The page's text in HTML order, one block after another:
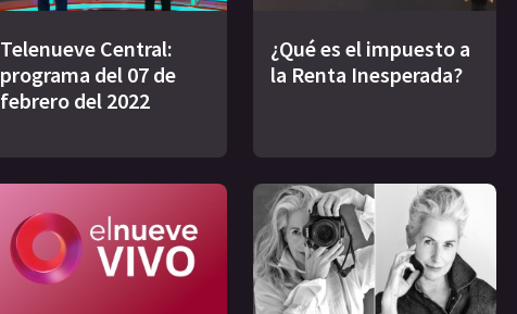
Telenueve Central:
programa del 07 de
febrero del 2022
¿Qué es el impuesto a
la Renta Inesperada?